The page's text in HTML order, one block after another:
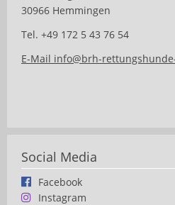
30966 Hemmingen
Tel. +49 172 5 43 76 54
E-Mail info@brh-
Social Media
Facebook
Instagram